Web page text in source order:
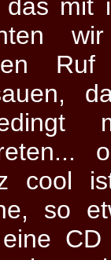
das mit
Ruf
cool
so
CD